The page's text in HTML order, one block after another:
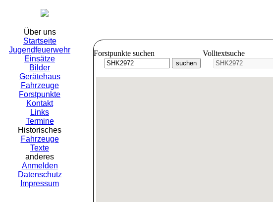
Über uns
Startseite
Jugendfeuerwehr
Einsätze
Bilder
Gerätehaus
Fahrzeuge
Forstpunkte
Kontakt
Links
Termine
Historisches
Fahrzeuge
Texte
anderes
Anmelden
Datenschutz
Impressum
Forstpunkte suchen Volltextsuche